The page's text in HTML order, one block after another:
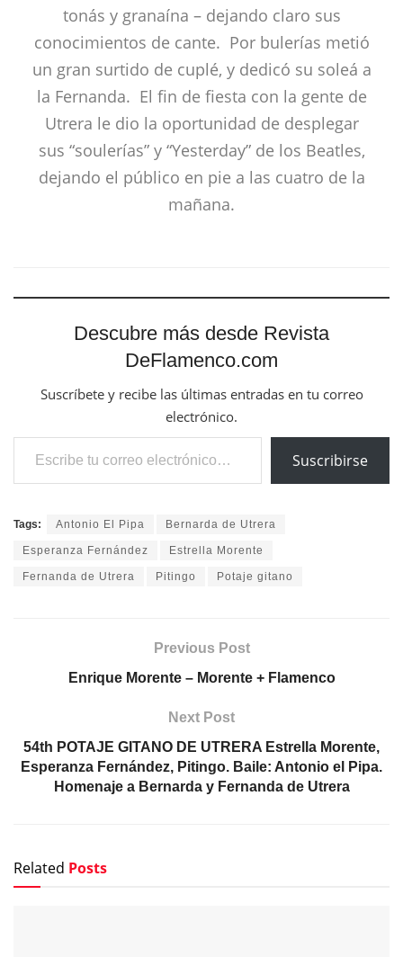
tonás y granaína – dejando claro sus
conocimientos de cante. Por bulerías metió
un gran surtido de cuplé, y dedicó su soleá a
la Fernanda. El fin de fiesta con la gente de
Utrera le dio la oportunidad de desplegar
sus “soulerías” y “Yesterday” de los Beatles,
dejando el público en pie a las cuatro de la
mañana.
Descubre más desde Revista
DeFlamenco.com
Suscríbete y recibe las últimas entradas en tu correo
electrónico.
Escribe tu correo electrónico…
Suscribirse
Tags: Antonio El Pipa Bernarda de Utrera
Esperanza Fernández Estrella Morente
Fernanda de Utrera Pitingo Potaje gitano
Previous Post
Enrique Morente – Morente + Flamenco
Next Post
54th POTAJE GITANO DE UTRERA Estrella Morente,
Esperanza Fernández, Pitingo. Baile: Antonio el Pipa.
Homenaje a Bernarda y Fernanda de Utrera
Related Posts